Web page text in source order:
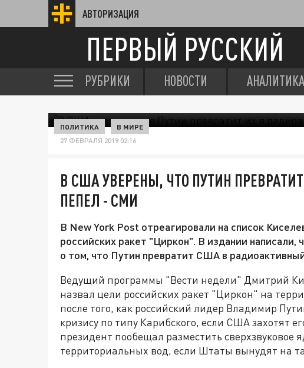
АВТОРИЗАЦИЯ
ПЕРВЫЙ РУССКИЙ
РУБРИКИ НОВОСТИ АНАЛИТИКА
ПОЛИТИКА В МИРЕ
27 ФЕВРАЛЯ 2019 02:16
В США УВЕРЕНЫ, ЧТО ПУТИН
ПЕПЕЛ - СМИ
В New York Post отреагировали на список
российских ракет "Циркон". В издании
о том, что Путин превратит США в
Ведущий программы "Вести недели" Дмитрий
назвал цели российских ракет "Циркон" на
после того, как российский лидер Владимир
кризису по типу Карибского, если США захотят
президент пообещал разместить сверхзвуковое
территориальных вод, если Штаты вынудят на